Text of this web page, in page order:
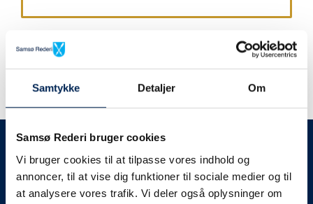
Samtykke Detaljer Om
Samsø Rederi bruger cookies
Vi bruger cookies til at tilpasse vores indhold og
annoncer, til at vise dig funktioner til sociale medier og til
at analysere vores trafik. Vi deler også oplysninger om
Wir geben immer Bescheid
Wir werden Sie